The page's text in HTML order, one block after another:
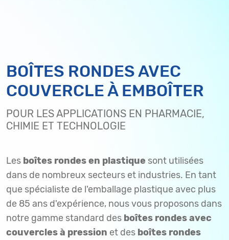
BOÎTES RONDES AVEC
COUVERCLE À EMBOÎTER
POUR LES APPLICATIONS EN PHARMACIE,
CHIMIE ET TECHNOLOGIE
Les boîtes rondes en plastique sont utilisées
dans de nombreux secteurs et industries. En tant
que spécialiste de l'emballage plastique avec plus
de 85 ans d'expérience, nous vous proposons dans
notre gamme standard des boîtes rondes avec
couvercles à pression et des boîtes rondes